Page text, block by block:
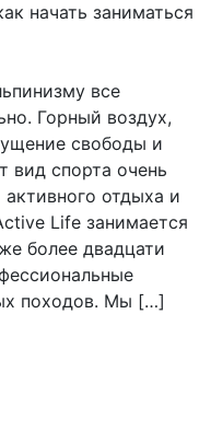
начать заниматься
все
Горный воздух,
свободы и
вид спорта очень
отдыха и
Life занимается
более двадцати
походов. Мы […]